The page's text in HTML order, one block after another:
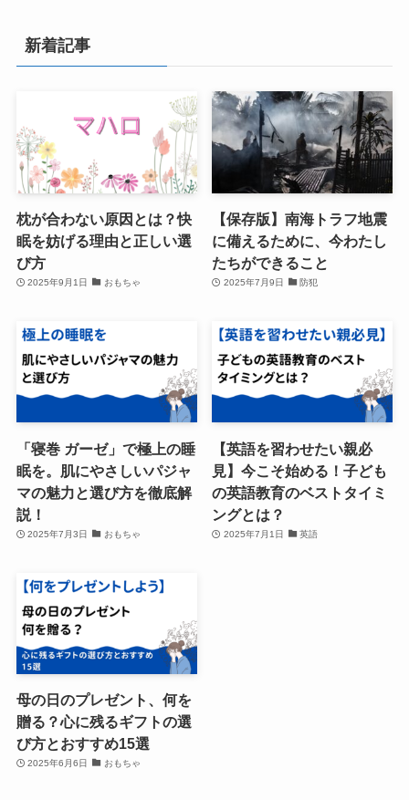
新着記事
枕が合わない原因とは？快
眠を妨げる理由と正しい選
び方
2025年9月1日 おもちゃ
【保存版】南海トラフ地震
に備えるために、今わたし
たちができること
2025年7月9日 防犯
「寝巻 ガーゼ」で極上の睡
眠を。肌にやさしいパジャ
マの魅力と選び方を徹底解
説！
2025年7月3日 おもちゃ
【英語を習わせたい親必
見】今こそ始める！子ども
の英語教育のベストタイミ
ングとは？
2025年7月1日 英語
母の日のプレゼント、何を
贈る？心に残るギフトの選
び方とおすすめ15選
2025年6月6日 おもちゃ